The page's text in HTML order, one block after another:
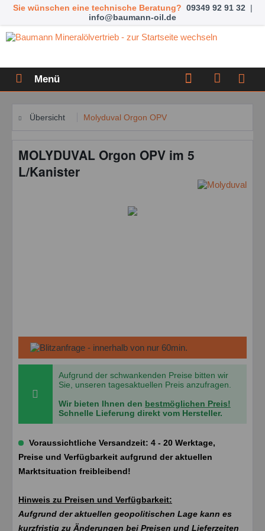
Sie wünschen eine technische Beratung? 09349 92 91 32 |
info@baumann-oil.de
Menü
Übersicht Molyduval Orgon OPV
MOLYDUVAL Orgon OPV im 5
L/Kanister
Aufgrund der schwankenden Preise bitten wir
Sie, unseren tagesaktuellen Preis anzufragen.
Wir bieten Ihnen den bestmöglichen Preis!
Schnelle Lieferung direkt vom Hersteller.
Voraussichtliche Versandzeit: 4 - 20 Werktage,
Preise und Verfügbarkeit aufgrund der aktuellen
Marktsituation freibleibend!
Hinweis zu Preisen und Verfügbarkeit:
Aufgrund der aktuellen geopolitischen Lage kann es
kurzfristig zu Änderungen bei Preisen und Lieferzeiten